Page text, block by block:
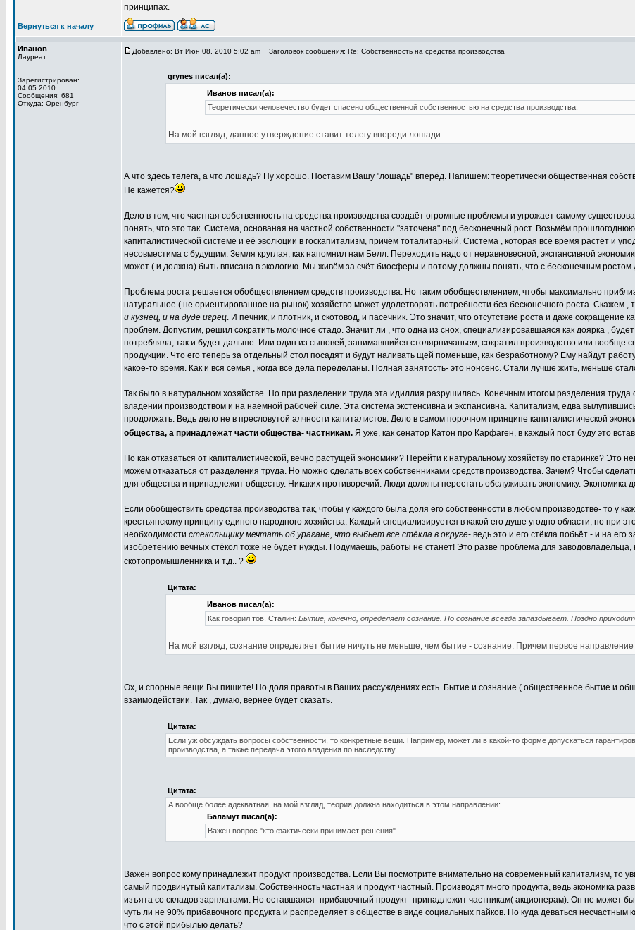
принципах.
Вернуться к началу
Иванов
Лауреат
Зарегистрирован:
04.05.2010
Сообщения: 681
Откуда: Оренбург
Добавлено: Вт Июн 08, 2010 5:02 am Заголовок сообщения: Re: Собственность на средства производства
grynes писал(а):
Иванов писал(а):
Теоретически человечество будет спасено общественной собственностью на средства производства.
На мой взгляд, данное утверждение ставит телегу впереди лошади.
А что здесь телега, а что лошадь? Ну хорошо. Поставим Вашу "лошадь" вперёд. Напишем: теоретически общественная
Не кажется?
Дело в том, что частная собственность на средства производства создаёт огромные проблемы и угрожает самому
понять, что это так. Система, основаная на частной собственности "заточена" под бесконечный рост. Возьмём
капиталистической системе и её эволюции в госкапитализм, причём тоталитарный. Система , которая всё время растёт и
несовместима с будущим. Земля круглая, как напомнил нам Белл. Переходить надо от неравновесной, экспансивной
может ( и должна) быть вписана в экологию. Мы живём за счёт биосферы и потому должны понять, что с бесконечным
Проблема роста решается обобществлением средств производства. Но таким обобществлением, чтобы максимально
натуральное ( не ориентированное на рынок) хозяйство может удолетворять потребности без бесконечного роста. Скажем ,
и кузнец, и на дуде игрец. И печник, и плотник, и скотовод, и пасечник. Это значит, что отсутствие роста и даже сокращение
проблем. Допустим, решил сократить молочное стадо. Значит ли , что одна из снох, специализировавшаяся как доярка ,
потребляла, так и будет дальше. Или один из сыновей, занимавшийся столярничаньем, сократил производство или вообще
продукции. Что его теперь за отдельный стол посадят и будут наливать щей поменьше, как безработному? Ему найдут
какое-то время. Как и вся семья , когда все дела переделаны. Полная занятость- это нонсенс. Стали лучше жить, меньше
Так было в натуральном хозяйстве. Но при разделении труда эта идиллия разрушилась. Конечным итогом разделения
владении производством и на наёмной рабочей силе. Эта система экстенсивна и экспансивна. Капитализм, едва
продолжать. Ведь дело не в пресловутой алчности капиталистов. Дело в самом порочном принципе капиталистической
общества, а принадлежат части общества- частникам. Я уже, как сенатор Катон про Карфаген, в каждый пост буду это
Но как отказаться от капиталистической, вечно растущей экономики? Перейти к натуральному хозяйству по старинке?
можем отказаться от разделения труда. Но можно сделать всех собственниками средств производства. Зачем? Чтобы
для общества и принадлежит обществу. Никаких противоречий. Люди должны перестать обслуживать экономику. Экономика
Если обобществить средства производства так, чтобы у каждого была доля его собственности в любом производстве- то у
крестьянскому принципу единого народного хозяйства. Каждый специализируется в какой его душе угодно области, но при
необходимости стекольщику мечтать об урагане, что выбьет все стёкла в округе- ведь это и его стёкла побьёт - и на
изобретению вечных стёкол тоже не будет нужды. Подумаешь, работы не станет! Это разве проблема для заводовладельца,
скотопромышленника и т.д.. ?
Цитата:
Иванов писал(а):
Как говорил тов. Сталин: Бытие, конечно, определяет сознание. Но сознание всегда запаздывает. Поздно приходит
На мой взгляд, сознание определяет бытие ничуть не меньше, чем бытие - сознание. Причем первое
Ох, и спорные вещи Вы пишите! Но доля правоты в Ваших рассуждениях есть. Бытие и сознание ( общественное бытие и
взаимодействии. Так , думаю, вернее будет сказать.
Цитата:
Если уж обсуждать вопросы собственности, то конкретные вещи. Например, может ли в какой-то форме допускаться
производства, а также передача этого владения по наследству.
Цитата:
А вообще более адекватная, на мой взгляд, теория должна находиться в этом направлении:
Баламут писал(а):
Важен вопрос "кто фактически принимает решения".
Важен вопрос кому принадлежит продукт производства. Если Вы посмотрите внимательно на современный капитализм, то
самый продвинутый капитализм. Собственность частная и продукт частный. Производят много продукта, ведь экономика
изъята со складов зарплатами. Но оставшаяся- прибавочный продукт- принадлежит частникам( акционерам). Он не может
чуть ли не 90% прибавочного продукта и распределяет в обществе в виде социальных пайков. Но куда деваться
что с этой прибылью делать?